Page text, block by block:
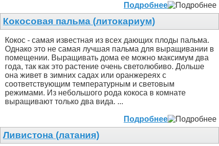
Подробнее
Кокосовая пальма (литокариум)
Кокос - самая известная из всех дающих плоды пальма.
Однако это не самая лучшая пальма для выращивании в
помещении. Выращивать дома ее можно максимум два
года, так как это растение очень светолюбиво. Дольше
она живет в зимних садах или оранжереях с
соответствующим температурным и световым
режимами. Из небольшого рода кокоса в комнате
выращивают только два вида. ...
Подробнее
Ливистона (латания)